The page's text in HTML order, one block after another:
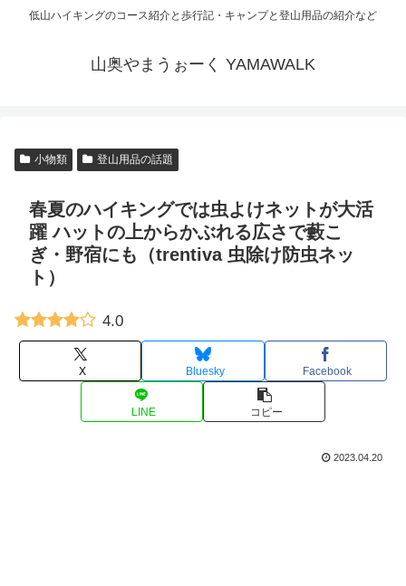
低山ハイキングのコース紹介と歩行記・キャンプと登山用品の紹介など
山奥やまうぉーく YAMAWALK
小物類 登山用品の話題
春夏のハイキングでは虫よけネットが大活
躍 ハットの上からかぶれる広さで藪こ
ぎ・野宿にも（trentiva 虫除け防虫ネッ
ト）
4.0
X Bluesky Facebook
LINE コピー
2023.04.20